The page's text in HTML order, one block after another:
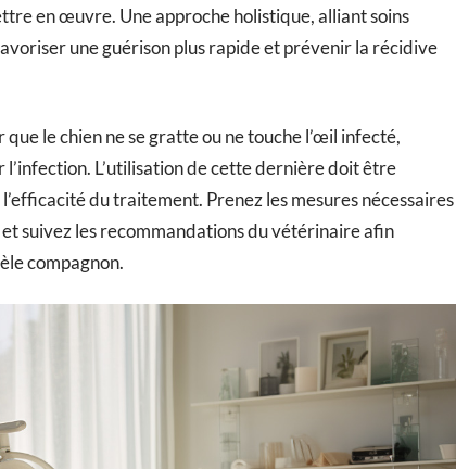
en œuvre. Une approche holistique, alliant soins
une guérison plus rapide et prévenir la récidive
le chien ne se gratte ou ne touche l’œil infecté,
L’utilisation de cette dernière doit être
du traitement. Prenez les mesures nécessaires
suivez les recommandations du vétérinaire afin
compagnon.